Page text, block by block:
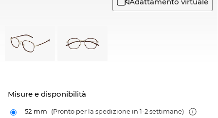
Misure e disponibilità
52 mm (Pronto per la spedizione in 1-2 settimane)